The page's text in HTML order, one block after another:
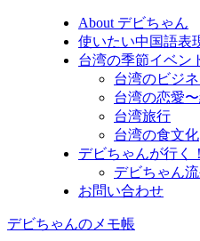
About デビちゃん
使いたい中国語表
台湾の季節イベン
台湾のビジ
台湾の恋愛
台湾旅行
台湾の食文化
デビちゃんが行く！
デビちゃん
お問い合わせ
デビちゃんのメモ帳